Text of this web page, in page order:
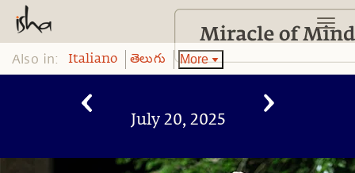
Also in: Italiano తెలుగు More
July 20, 2025